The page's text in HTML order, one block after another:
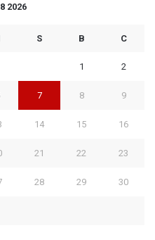
2026
S B C
1 2
7 8 9
14 15 16
21 22 23
28 29 30